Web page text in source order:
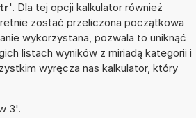
'. Dla tej opcji kalkulator również
zostać przeliczona początkowa
wykorzystana, pozwala to uniknąć
listach wyników z miriadą kategorii i
wyręcza nas kalkulator, który
3'.